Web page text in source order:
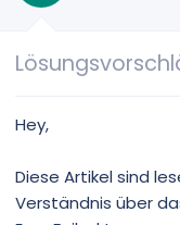
Hey,
Diese Artikel sind
Verständnis über